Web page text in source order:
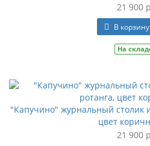
21 900
В корзину
На
"Капучино" журнальный столик
цвет
21 900